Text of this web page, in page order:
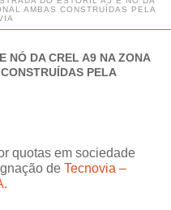
AMBAS CONSTRUÍDAS PELA
NÓ DA CREL A9 NA ZONA
PELA
quotas em sociedade
de Tecnovia –